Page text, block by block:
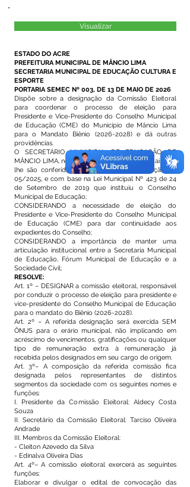
Visualizar
ESTADO DO ACRE
PREFEITURA MUNICIPAL DE MÂNCIO LIMA
SECRETARIA MUNICIPAL DE EDUCAÇÃO CULTURA E
ESPORTE
PORTARIA SEMEC Nº 003, DE 13 DE MAIO DE 2026
Dispõe sobre a designação da Comissão Eleitoral
para coordenar o processo de eleição para
Presidente e Vice-Presidente do Conselho Municipal
de Educação (CME) do Município de Mâncio Lima
para o Mandato Biênio (2026-2028)e dá outras
providências.
O SECRETÁRIO MUNICIPAL DE EDUCAÇÃO DE
MÂNCIO LIMA, no uso de suas atribuições legais que
lhe são conferidas pelo Decreto de Nomeação Nº
05/2025, e com base na Lei Municipal Nº 423 de 24
de Setembro de 2019 que instituiu o Conselho
Municipal de Educação;
CONSIDERANDO a necessidade de eleição do
Presidente e Vice-Presidente do Conselho Municipal
de Educação (CME) para dar continuidade aos
expedientes do Conselho;
CONSIDERANDO a importância de manter uma
articulação institucional entre a Secretaria Municipal
de Educação, Fórum Municipal de Educação e a
Sociedade Civil;
RESOLVE:
Art. 1º – DESIGNAR a comissão eleitoral, responsável
por conduzir o processo de eleição para presidente e
vice-presidente do Conselho Municipal de Educação
para o mandato do Biênio (2026-2028).
Art. 2º – A referida designação será exercida SEM
ÔNUS para o erário municipal, não implicando em
acréscimo de vencimentos, gratificações ou qualquer
tipo de remuneração extra à remuneração já
recebida pelos designados em seu cargo de origem.
Art. 3º– A composição da referida comissão fica
designada pelos representantes de distintos
segmentos da sociedade com os seguintes nomes e
funções:
I. Presidente da Comissão Eleitoral: Aldecy Costa
Souza
II. Secretário da Comissão Eleitoral: Tarciso Oliveira
Andrade
III. Membros da Comissão Eleitoral:
- Cleiton Azevedo da Silva
- Edinalva Oliveira Dias
Art. 4º– A comissão eleitoral exercerá as seguintes
funções:
Elaborar e divulgar o edital de convocação das